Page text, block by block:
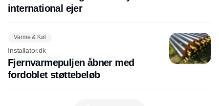
international ejer
Varme & Køl
Installator.dk
Fjernvarmepuljen åbner med
fordoblet støttebeløb